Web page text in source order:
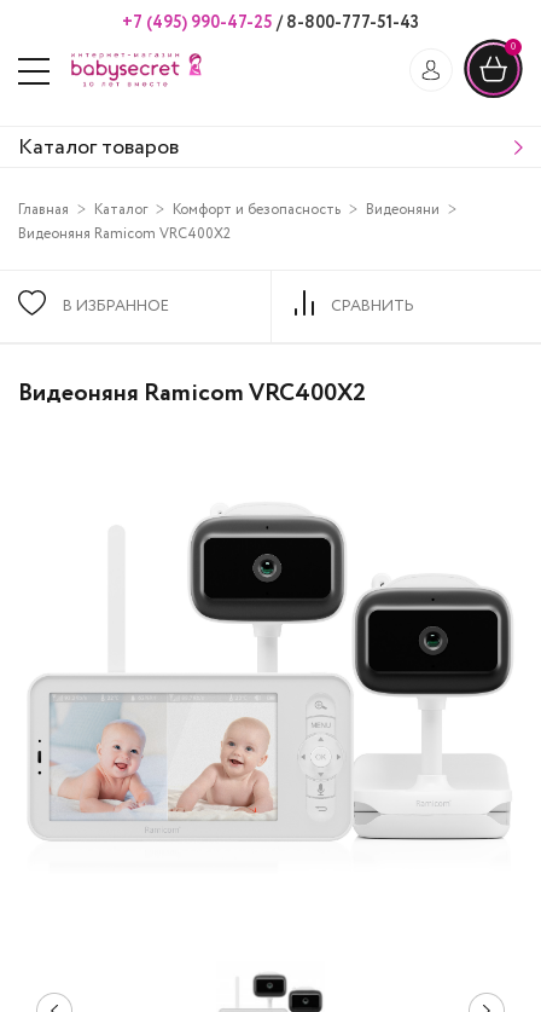
+7 (495) 990-47-25 /8-800-777-51-43
0
Каталог товаров
Главная Каталог Комфорт и безопасность
Видеоняни
Видеоняня Ramicom VRC400X2
В ИЗБРАННОЕ СРАВНИТЬ
Видеоняня Ramicom VRC400X2